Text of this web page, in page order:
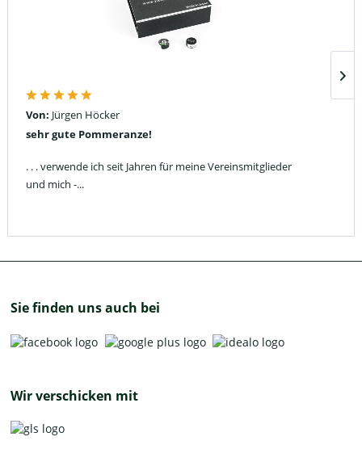
Von: Jürgen Höcker
sehr gute Pommeranze!
. . . verwende ich seit Jahren für meine Vereinsmitglieder
und mich -...
Sie finden uns auch bei
Wir verschicken mit